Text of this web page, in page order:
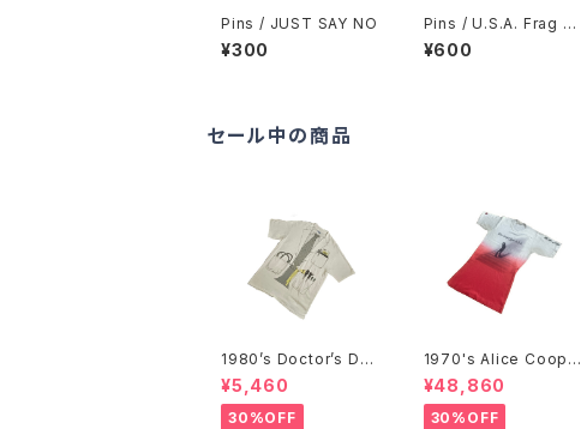
Pins / JUST SAY NO
¥300
Pins / U.S.A. Frag &
Freemason’s Frag
¥600
セール中の商品
1980’s Doctor’s Des
ign Trompe-l'œil T-
Shirts -1980年代 騙
し絵Tシャツ-
¥5,460
30%OFF
1970's Alice Coope
r T-Shirts -1970年代
アリス・クーパーTシャ
ツ-
¥48,860
30%OFF